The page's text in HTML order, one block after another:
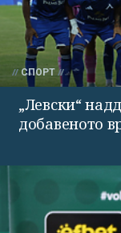
СПОРТ
„Левски“
добавеното